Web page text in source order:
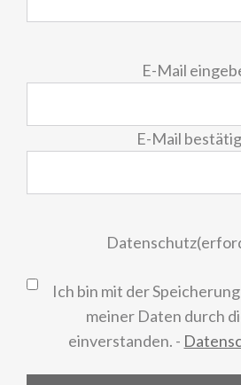
E-Mail
E-Mail
Datenschutz
Ich bin mit der
meiner Daten durch
einverstanden. -